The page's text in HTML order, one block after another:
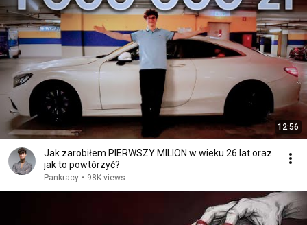
12:56
Jak zarobiłem PIERWSZY MILION w wieku 26 lat oraz
jak to powtórzyć?
Pankracy • 98K views